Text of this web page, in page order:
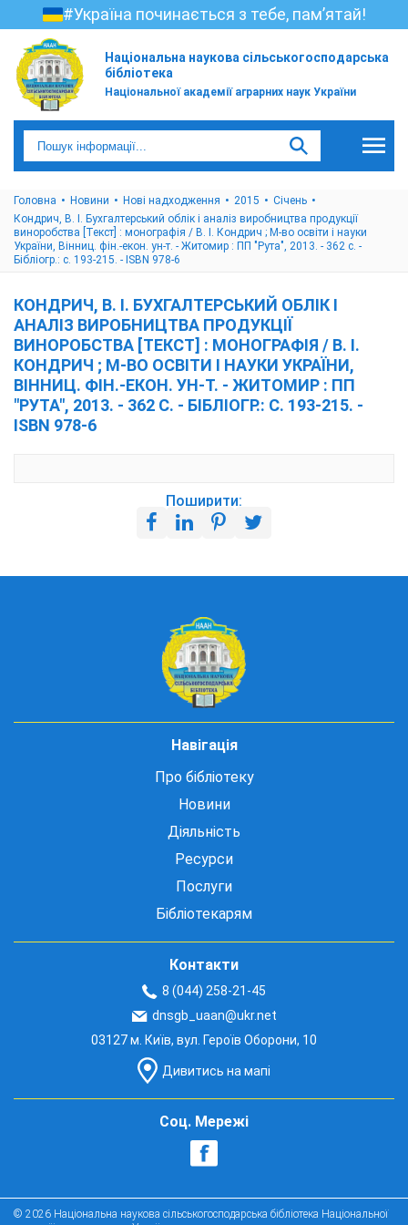
#Україна починається з тебе, пам’ятай!
Національна наукова сільськогосподарська
бібліотека
Національної академії аграрних наук України
Головна Новини Нові надходження 2015
Cічень
Кондрич, В. І. Бухгалтерський облік і аналіз виробництва продукції
виноробства [Текст] : монографія / В. І. Кондрич ; М-во освіти і науки
України, Вінниц. фін.-екон. ун-т. - Житомир : ПП "Рута", 2013. - 362 с. -
Бібліогр.: с. 193-215. - ISBN 978-6
КОНДРИЧ, В. І. БУХГАЛТЕРСЬКИЙ ОБЛІК І
АНАЛІЗ ВИРОБНИЦТВА ПРОДУКЦІЇ
ВИНОРОБСТВА [ТЕКСТ] : МОНОГРАФІЯ / В. І.
КОНДРИЧ ; М-ВО ОСВІТИ І НАУКИ УКРАЇНИ,
ВІННИЦ. ФІН.-ЕКОН. УН-Т. - ЖИТОМИР : ПП
"РУТА", 2013. - 362 С. - БІБЛІОГР.: С. 193-215. -
ISBN 978-6
Поширити:
Навігація
Про бібліотеку
Новини
Діяльність
Ресурси
Послуги
Бібліотекарям
Контакти
8 (044) 258-21-45
dnsgb_uaan@ukr.net
03127 м. Київ, вул. Героїв Оборони, 10
Дивитись на мапі
Соц. Мережі
© 2026 Національна наукова сільськогосподарська бібліотека Національної